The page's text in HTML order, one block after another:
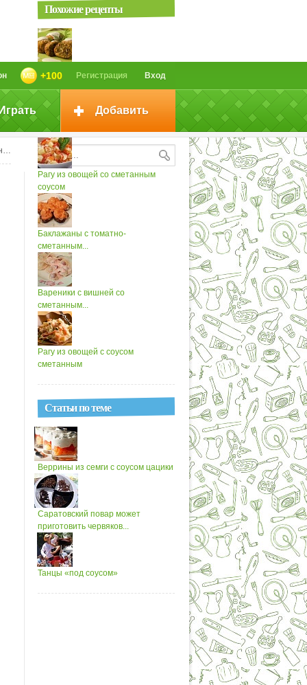
Вход
Регистрация
+100
Добавить
Похожие рецепты
Шницель из капусты со
сметанным...
Рагу из овощей со сметанным
соусом
Баклажаны с томатно-
сметанным...
Вареники с вишней со
сметанным...
Рагу из овощей с соусом
сметанным
Статьи по теме
Веррины из семги с соусом цацики
Саратовский повар может
приготовить червяков...
Танцы «под соусом»